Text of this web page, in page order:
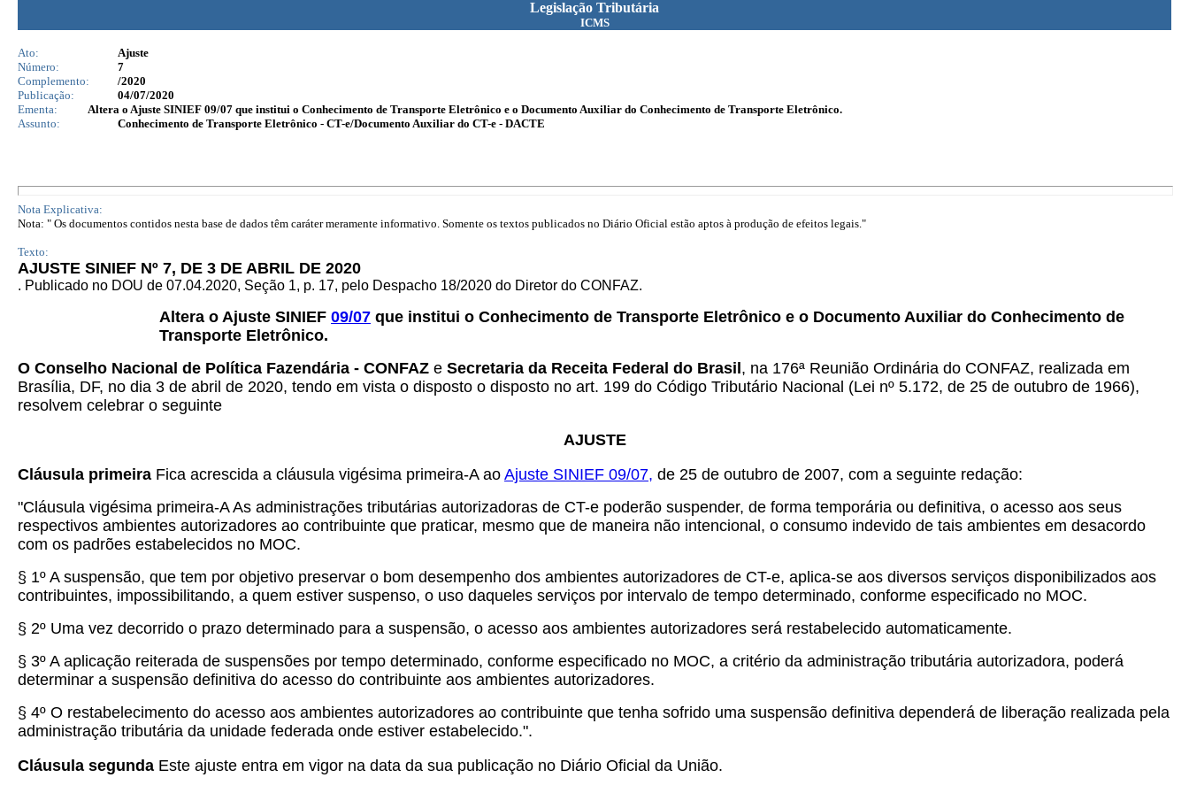
Legislação Tributária
ICMS
Ato:
Ajuste
Número:
7
Complemento:
/2020
Publicação:
04/07/2020
Ementa:
Altera o Ajuste SINIEF 09/07 que institui o Conhecimento de Transporte Eletrônico e o Documento Auxiliar do Conhecimento de Transporte Eletrônico.
Assunto:
Conhecimento de Transporte Eletrônico - CT-e/Documento Auxiliar do CT-e - DACTE
Nota Explicativa:
Nota: " Os documentos contidos nesta base de dados têm caráter meramente informativo. Somente os textos publicados no Diário Oficial estão aptos à produção de efeitos legais."
Texto:
AJUSTE SINIEF Nº 7, DE 3 DE ABRIL DE 2020
. Publicado no DOU de 07.04.2020, Seção 1, p. 17, pelo Despacho 18/2020 do Diretor do CONFAZ.
Altera o Ajuste SINIEF 09/07 que institui o Conhecimento de Transporte Eletrônico e o Documento Auxiliar do Conhecimento de
Transporte Eletrônico.
O Conselho Nacional de Política Fazendária - CONFAZ e Secretaria da Receita Federal do Brasil , na 176ª Reunião Ordinária do CONFAZ, realizada em
Brasília, DF, no dia 3 de abril de 2020, tendo em vista o disposto o disposto no art. 199 do Código Tributário Nacional (Lei nº 5.172, de 25 de outubro de 1966),
resolvem celebrar o seguinte
AJUSTE
Cláusula primeira Fica acrescida a cláusula vigésima primeira-A ao Ajuste SINIEF 09/07, de 25 de outubro de 2007, com a seguinte redação:
"Cláusula vigésima primeira-A As administrações tributárias autorizadoras de CT-e poderão suspender, de forma temporária ou definitiva, o acesso aos seus
respectivos ambientes autorizadores ao contribuinte que praticar, mesmo que de maneira não intencional, o consumo indevido de tais ambientes em desacordo
com os padrões estabelecidos no MOC.
§ 1º A suspensão, que tem por objetivo preservar o bom desempenho dos ambientes autorizadores de CT-e, aplica-se aos diversos serviços disponibilizados aos
contribuintes, impossibilitando, a quem estiver suspenso, o uso daqueles serviços por intervalo de tempo determinado, conforme especificado no MOC.
§ 2º Uma vez decorrido o prazo determinado para a suspensão, o acesso aos ambientes autorizadores será restabelecido automaticamente.
§ 3º A aplicação reiterada de suspensões por tempo determinado, conforme especificado no MOC, a critério da administração tributária autorizadora, poderá
determinar a suspensão definitiva do acesso do contribuinte aos ambientes autorizadores.
§ 4º O restabelecimento do acesso aos ambientes autorizadores ao contribuinte que tenha sofrido uma suspensão definitiva dependerá de liberação realizada pela
administração tributária da unidade federada onde estiver estabelecido.".
Cláusula segunda Este ajuste entra em vigor na data da sua publicação no Diário Oficial da União.